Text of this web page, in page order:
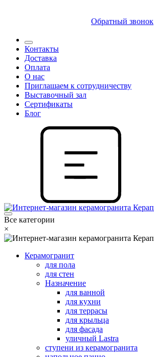
Обратный звонок
Контакты
Доставка
Оплата
О нас
Приглашаем к сотрудничеству
Выставочный зал
Сертификаты
Блог
Все категории
×
Керамогранит
для пола
для стен
Назначение
для ванной
для кухни
для террасы
для крыльца
для фасада
уличный Lastra
ступени из керамогранита